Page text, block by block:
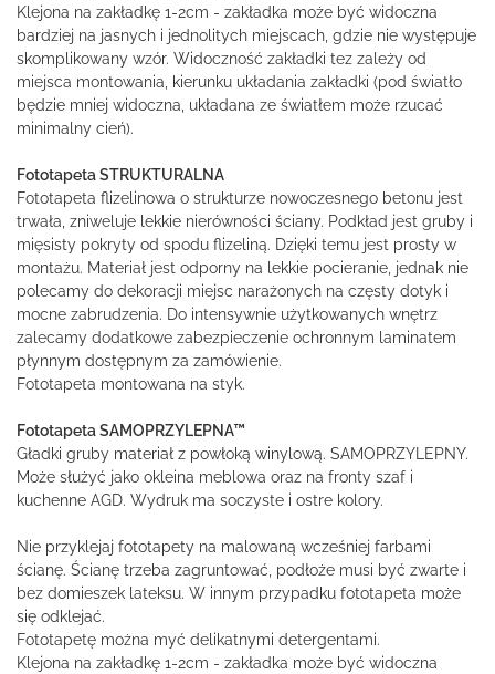
Klejona na zakładkę 1-2cm - zakładka może być widoczna
bardziej na jasnych i jednolitych miejscach, gdzie nie występuje
skomplikowany wzór. Widoczność zakładki tez zależy od
miejsca montowania, kierunku układania zakładki (pod światło
będzie mniej widoczna, układana ze światłem może rzucać
minimalny cień).
Fototapeta STRUKTURALNA
Fototapeta flizelinowa o strukturze nowoczesnego betonu jest
trwała, zniweluje lekkie nierówności ściany. Podkład jest gruby i
mięsisty pokryty od spodu flizeliną. Dzięki temu jest prosty w
montażu. Materiał jest odporny na lekkie pocieranie, jednak nie
polecamy do dekoracji miejsc narażonych na częsty dotyk i
mocne zabrudzenia. Do intensywnie użytkowanych wnętrz
zalecamy dodatkowe zabezpieczenie ochronnym laminatem
płynnym dostępnym za zamówienie.
Fototapeta montowana na styk.
Fototapeta SAMOPRZYLEPNA™
Gładki gruby materiał z powłoką winylową. SAMOPRZYLEPNY.
Może służyć jako okleina meblowa oraz na fronty szaf i
kuchenne AGD. Wydruk ma soczyste i ostre kolory.
Nie przyklejaj fototapety na malowaną wcześniej farbami
ścianę. Ścianę trzeba zagruntować, podłoże musi być zwarte i
bez domieszek lateksu. W innym przypadku fototapeta może
się odklejać.
Fototapetę można myć delikatnymi detergentami.
Klejona na zakładkę 1-2cm - zakładka może być widoczna